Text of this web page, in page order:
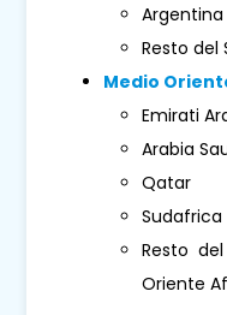
Argentina
Resto del
Medio
Emirati
Arabia
Qatar
Sudafrica
Resto
Oriente